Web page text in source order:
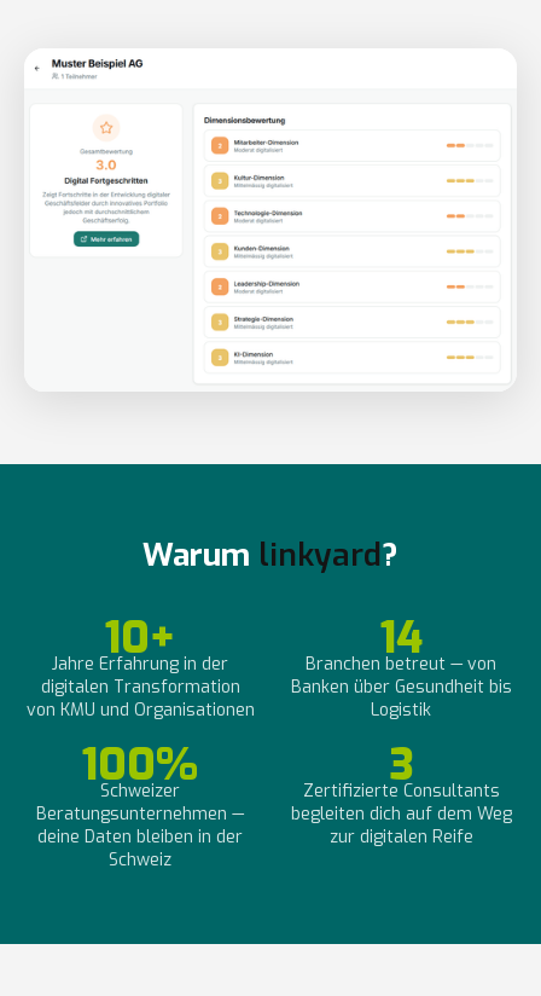
Warum linkyard?
10+
Jahre Erfahrung in der
digitalen Transformation
von KMU und Organisationen
14
Branchen betreut — von
Banken über Gesundheit bis
Logistik
100%
Schweizer
Beratungsunternehmen —
deine Daten bleiben in der
Schweiz
3
Zertifizierte Consultants
begleiten dich auf dem Weg
zur digitalen Reife